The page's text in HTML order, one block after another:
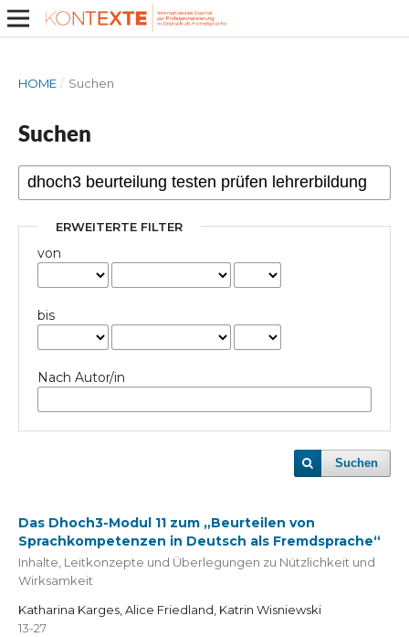
HOME / Suchen
Suchen
ERWEITERTE FILTER
von
bis
Nach Autor/in
Suchen
Das Dhoch3-Modul 11 zum „Beurteilen von
Sprachkompetenzen in Deutsch als Fremdsprache“
Inhalte, Leitkonzepte und Überlegungen zu Nützlichkeit und
Wirksamkeit
Katharina Karges, Alice Friedland, Katrin Wisniewski
13-27